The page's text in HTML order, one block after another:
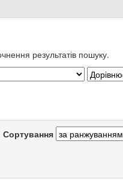
результатів пошуку.
Сортування